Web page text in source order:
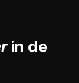
in de